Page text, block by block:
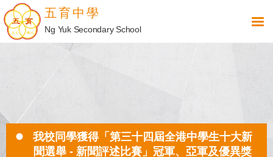
五育中學
Ng Yuk Secondary School
我校同學獲得「第三十四屆全港中學生十大新
聞選舉 - 新聞評述比賽」冠軍、亞軍及優異獎